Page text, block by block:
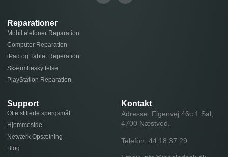
Reparationer
Mobiltelefoner Reparation
Computer Reparation
iPad og Tablet Reperation
Skærmbeskyttelse
PlayStation Reparation
Support
Ofte stillede spørgsmål
Hjemmeside
Netværk Opsætning
Blog
Kontakt
Adresse: Figenvej 46c 1 Sal,
4700 Næstved.
Telefon: 44 18 37 29